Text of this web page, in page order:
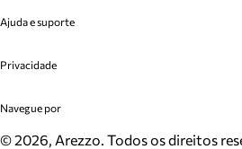
Venda Corporativa
Mapa do Site
Inverno
Mundo Arezzo
Plano de Negócio
Ajuda e suporte
Cadastro
Meus Pedidos
Trocas e Devoluções
Privacidade
Politica e Privacidade
Navegue por
Sapatos
©2026, Arezzo. Todos os direitos